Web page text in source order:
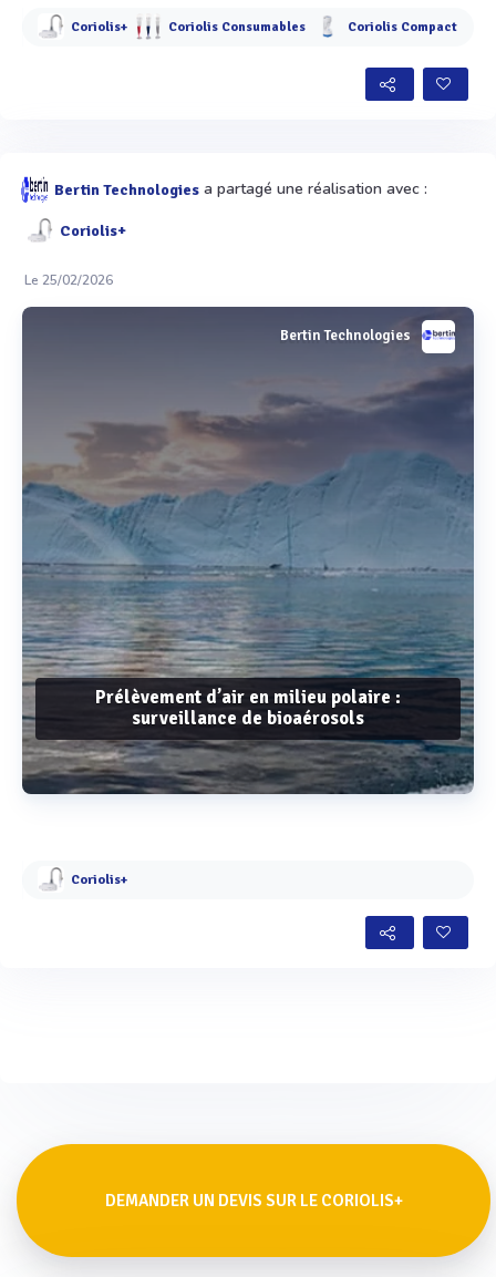
Coriolis+ Coriolis Consumables Coriolis Compact
Bertin Technologies a partagé une réalisation avec :
Coriolis+
Le 25/02/2026
Bertin Technologies
Prélèvement d’air en milieu polaire :
surveillance de bioaérosols
Coriolis+
DEMANDER UN DEVIS SUR LE CORIOLIS+